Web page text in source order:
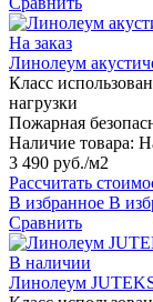
На заказ
Линолеум
Класс
нагрузки
Пожарная
Наличие товара:
3 490 руб./м2
Рассчитать
В избранное В
Сравнить
В наличии
Линолеум